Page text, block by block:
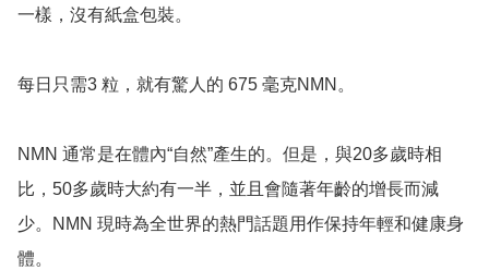
一樣，沒有紙盒包裝。
每日只需3 粒，就有驚人的 675 毫克NMN。
NMN 通常是在體內“自然”產生的。但是，與20多歲時相
比，50多歲時大約有一半，並且會隨著年齡的增長而減
少。NMN 現時為全世界的熱門話題用作保持年輕和健康身
體。